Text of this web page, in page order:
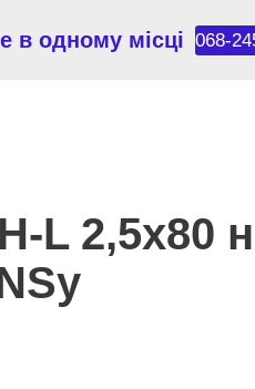
в одному місці 068-
L 2,5х80